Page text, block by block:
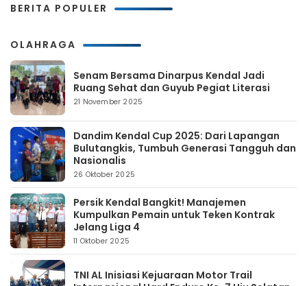
BERITA POPULER
OLAHRAGA
Senam Bersama Dinarpus Kendal Jadi
Ruang Sehat dan Guyub Pegiat Literasi
21 November 2025
Dandim Kendal Cup 2025: Dari Lapangan
Bulutangkis, Tumbuh Generasi Tangguh dan
Nasionalis
26 Oktober 2025
Persik Kendal Bangkit! Manajemen
Kumpulkan Pemain untuk Teken Kontrak
Jelang Liga 4
11 Oktober 2025
TNI AL Inisiasi Kejuaraan Motor Trail